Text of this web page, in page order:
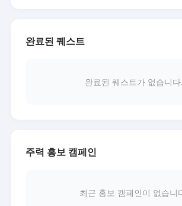
완료된 퀘스트
완료된 퀘스트가 없습니다.
주력 홍보 캠페인
최근 홍보 캠페인이 없습니